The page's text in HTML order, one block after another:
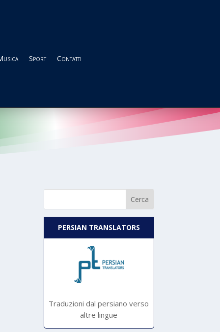
Sport Contatti
PERSIAN TRANSLATORS
Traduzioni dal persiano verso
altre lingue